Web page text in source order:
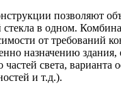
позволяют
в одном.
от требований
назначению
частей света, варианта
и т.д.).